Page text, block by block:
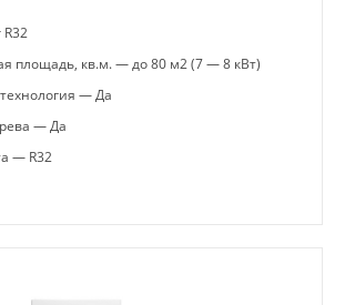
площадь, кв.м. — до 80 м2 (7 — 8 кВт)
— Да
— Да
— R32